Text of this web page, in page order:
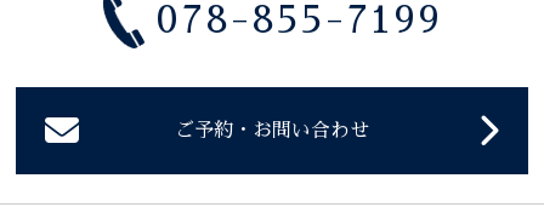
078-855-7199
ご予約・お問い合わせ